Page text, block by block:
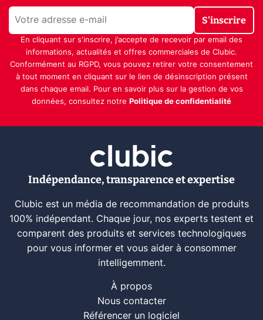
S'inscrire
En cliquant sur s'inscrire, j’accepte de recevoir par email des
informations, actualités et offres commerciales de Clubic.
Conformément au RGPD, vous pouvez retirer votre consentement
à tout moment en cliquant sur le lien de désinscription présent
dans chaque email. Pour en savoir plus sur la gestion de vos
données, consultez notre Politique de confidentialité
Indépendance, transparence et expertise
Clubic est un média de recommandation de produits
100% indépendant. Chaque jour, nos experts testent et
comparent des produits et services technologiques
pour vous informer et vous aider à consommer
intelligemment.
À propos
Nous contacter
Référencer un logiciel